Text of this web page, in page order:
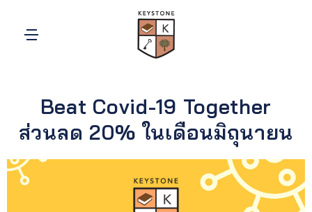
Beat Covid-19 Together
ส่วนลด 20% ในเดือนมิถุนายน